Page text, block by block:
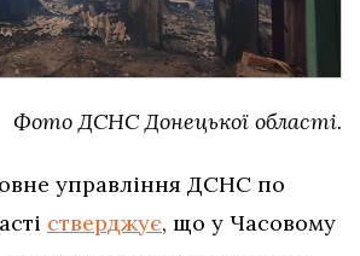
Фото ДСНС Донецької області.
управління ДСНС по
стверджує, що у Часовому